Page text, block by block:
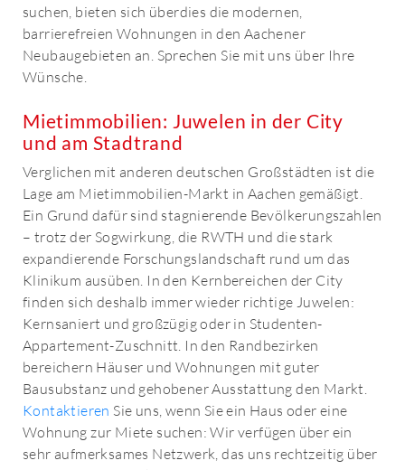
suchen, bieten sich überdies die modernen,
barrierefreien Wohnungen in den Aachener
Neubaugebieten an. Sprechen Sie mit uns über Ihre
Wünsche.
Mietimmobilien: Juwelen in der City
und am Stadtrand
Verglichen mit anderen deutschen Großstädten ist die
Lage am Mietimmobilien-Markt in Aachen gemäßigt.
Ein Grund dafür sind stagnierende Bevölkerungszahlen
– trotz der Sogwirkung, die RWTH und die stark
expandierende Forschungslandschaft rund um das
Klinikum ausüben. In den Kernbereichen der City
finden sich deshalb immer wieder richtige Juwelen:
Kernsaniert und großzügig oder in Studenten-
Appartement-Zuschnitt. In den Randbezirken
bereichern Häuser und Wohnungen mit guter
Bausubstanz und gehobener Ausstattung den Markt.
Kontaktieren Sie uns, wenn Sie ein Haus oder eine
Wohnung zur Miete suchen: Wir verfügen über ein
sehr aufmerksames Netzwerk, das uns rechtzeitig über